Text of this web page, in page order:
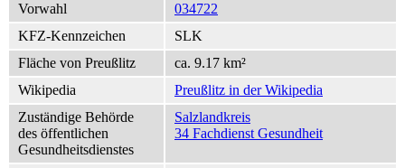
Vorwahl
034722
KFZ-Kennzeichen
SLK
Fläche von Preußlitz
ca. 9.17 km²
Wikipedia
Preußlitz in der Wikipedia
Zuständige Behörde
des öffentlichen
Gesundheitsdienstes
Salzlandkreis
34 Fachdienst Gesundheit